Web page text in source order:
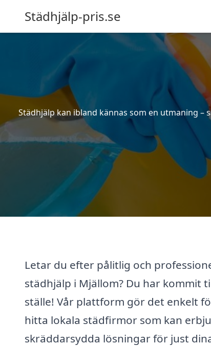
Städhjälp-pris.se
Städhjälp kan ibland kännas som en utmaning
Letar du efter pålitlig och
städhjälp i Mjällom? Du har kommit
ställe! Vår plattform gör det enkelt
hitta lokala städfirmor som kan
skräddarsydda lösningar för just